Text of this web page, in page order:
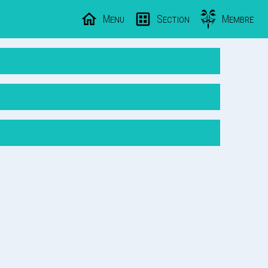
Menu Section Membre